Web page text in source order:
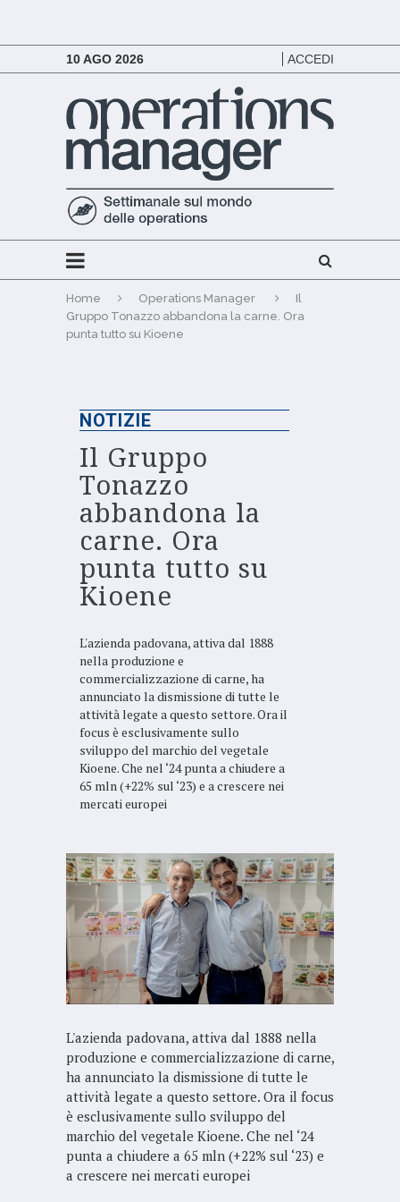
10 AGO 2026 ACCEDI
Home Operations Manager
Il
Gruppo Tonazzo abbandona la carne. Ora
punta tutto su Kioene
NOTIZIE
Il Gruppo
Tonazzo
abbandona la
carne. Ora
punta tutto su
Kioene
L'azienda padovana, attiva dal 1888
nella produzione e
commercializzazione di carne, ha
annunciato la dismissione di tutte le
attività legate a questo settore. Ora il
focus è esclusivamente sullo
sviluppo del marchio del vegetale
Kioene. Che nel ‘24 punta a chiudere a
65 mln (+22% sul ‘23) e a crescere nei
mercati europei
L'azienda padovana, attiva dal 1888 nella
produzione e commercializzazione di carne,
ha annunciato la dismissione di tutte le
attività legate a questo settore. Ora il focus
è esclusivamente sullo sviluppo del
marchio del vegetale Kioene. Che nel ‘24
punta a chiudere a 65 mln (+22% sul ‘23) e
a crescere nei mercati europei